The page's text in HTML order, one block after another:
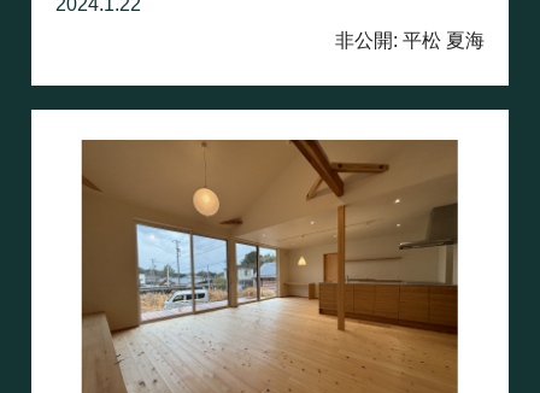
2024.1.22
非公開: 平松 夏海